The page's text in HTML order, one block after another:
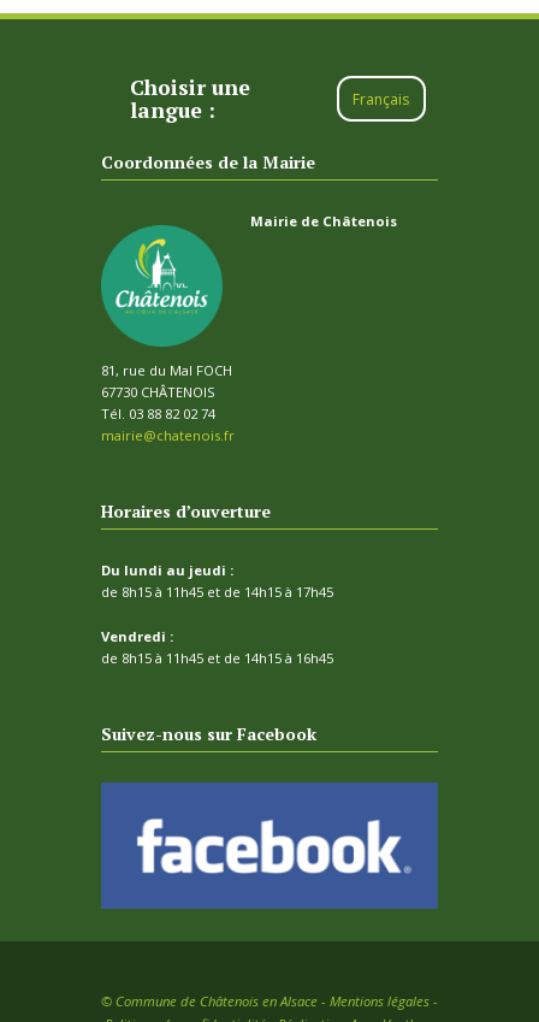
Choisir une
langue :
Français
Coordonnées de la Mairie
Mairie de Châtenois
81, rue du Mal FOCH
67730 CHÂTENOIS
Tél. 03 88 82 02 74
mairie@chatenois.fr
Horaires d’ouverture
Du lundi au jeudi :
de 8h15 à 11h45 et de 14h15 à 17h45
Vendredi :
de 8h15 à 11h45 et de 14h15 à 16h45
Suivez-nous sur Facebook
© Commune de Châtenois en Alsace - Mentions légales -